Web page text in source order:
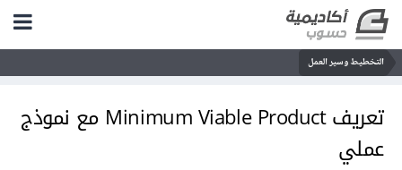
التخطيط وسير العمل
تعريف Minimum Viable Product مع نموذج
عملي